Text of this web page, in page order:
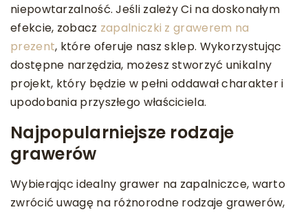
niepowtarzalność. Jeśli zależy Ci na doskonałym
efekcie, zobacz zapalniczki z grawerem na
prezent, które oferuje nasz sklep. Wykorzystując
dostępne narzędzia, możesz stworzyć unikalny
projekt, który będzie w pełni oddawał charakter i
upodobania przyszłego właściciela.
Najpopularniejsze rodzaje
grawerów
Wybierając idealny grawer na zapalniczce, warto
zwrócić uwagę na różnorodne rodzaje grawerów,